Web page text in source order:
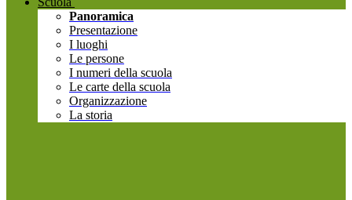
Panoramica
Presentazione
I luoghi
Le persone
I numeri della scuola
Le carte della scuola
Organizzazione
La storia